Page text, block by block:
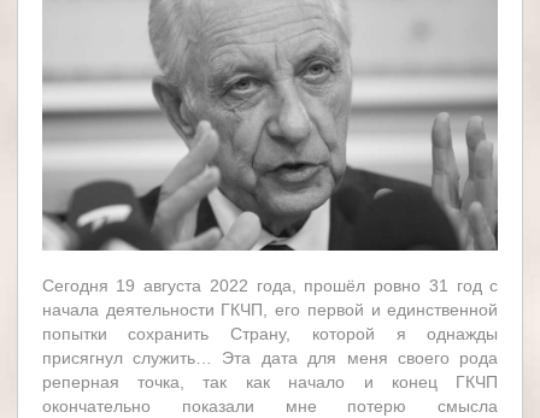
Сегодня 19 августа 2022 года, прошёл ровно 31 год с
начала деятельности ГКЧП, его первой и единственной
попытки сохранить Страну, которой я однажды
присягнул служить… Эта дата для меня своего рода
реперная точка, так как начало и конец ГКЧП
окончательно показали мне потерю смысла